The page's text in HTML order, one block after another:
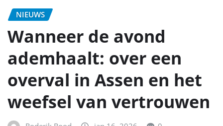
NIEUWS
Wanneer de avond
ademhaalt: over een
overval in Assen en het
weefsel van vertrouwen